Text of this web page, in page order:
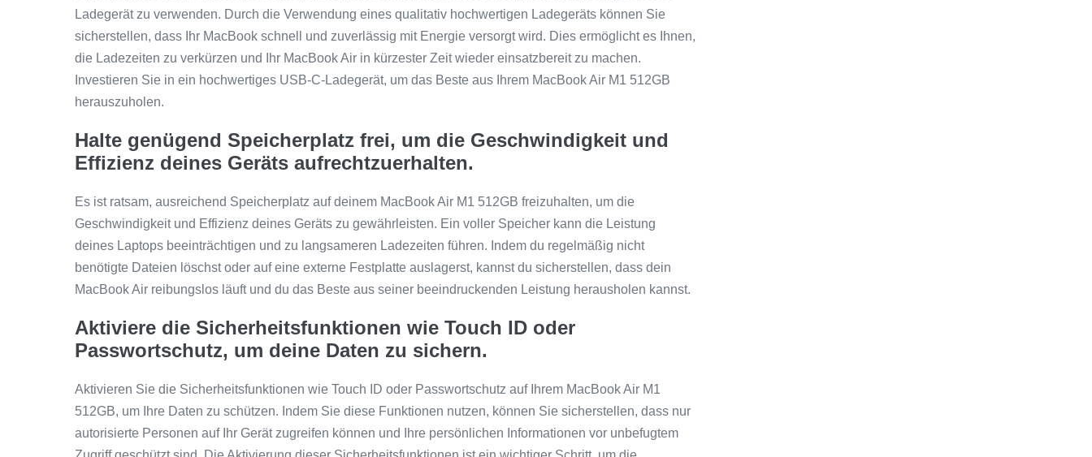
Ladegerät zu verwenden. Durch die Verwendung eines qualitativ hochwertigen Ladegeräts können Sie
sicherstellen, dass Ihr MacBook schnell und zuverlässig mit Energie versorgt wird. Dies ermöglicht es Ihnen,
die Ladezeiten zu verkürzen und Ihr MacBook Air in kürzester Zeit wieder einsatzbereit zu machen.
Investieren Sie in ein hochwertiges USB-C-Ladegerät, um das Beste aus Ihrem MacBook Air M1 512GB
herauszuholen.
Halte genügend Speicherplatz frei, um die Geschwindigkeit und
Effizienz deines Geräts aufrechtzuerhalten.
Es ist ratsam, ausreichend Speicherplatz auf deinem MacBook Air M1 512GB freizuhalten, um die
Geschwindigkeit und Effizienz deines Geräts zu gewährleisten. Ein voller Speicher kann die Leistung
deines Laptops beeinträchtigen und zu langsameren Ladezeiten führen. Indem du regelmäßig nicht
benötigte Dateien löschst oder auf eine externe Festplatte auslagerst, kannst du sicherstellen, dass dein
MacBook Air reibungslos läuft und du das Beste aus seiner beeindruckenden Leistung herausholen kannst.
Aktiviere die Sicherheitsfunktionen wie Touch ID oder
Passwortschutz, um deine Daten zu sichern.
Aktivieren Sie die Sicherheitsfunktionen wie Touch ID oder Passwortschutz auf Ihrem MacBook Air M1
512GB, um Ihre Daten zu schützen. Indem Sie diese Funktionen nutzen, können Sie sicherstellen, dass nur
autorisierte Personen auf Ihr Gerät zugreifen können und Ihre persönlichen Informationen vor unbefugtem